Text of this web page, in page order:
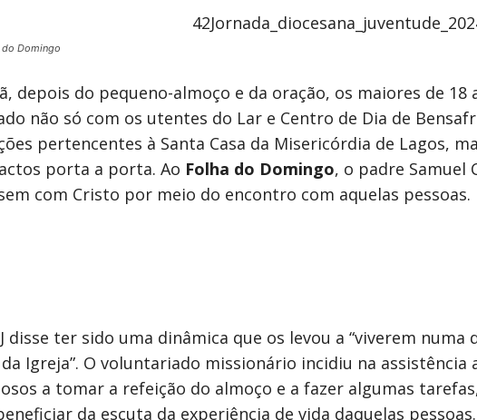
Domingo
depois do pequeno-almoço e da oração, os maiores de
não só com os utentes do Lar e Centro de Dia de
pertencentes à Santa Casa da Misericórdia de Lagos,
porta a porta. Ao Folha do Domingo, o padre Samuel
com Cristo por meio do encontro com aquelas pessoas.
disse ter sido uma dinâmica que os levou a “viverem
Igreja”. O voluntariado missionário incidiu na
a tomar a refeição do almoço e a fazer algumas
da escuta da experiência de vida daquelas